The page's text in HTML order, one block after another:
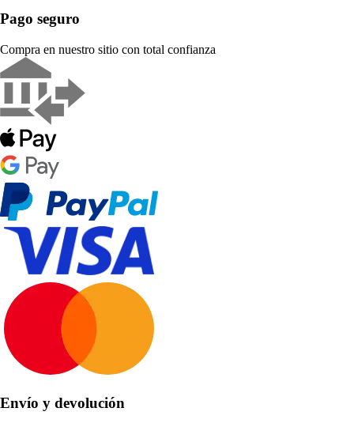
Pago seguro
Compra en nuestro sitio con total confianza
Envío y devolución